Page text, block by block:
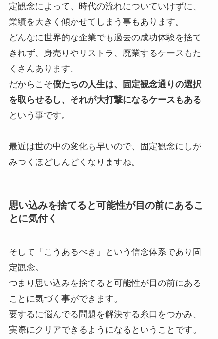
定観念によって、時代の流れについていけずに、
業績を大きく傾かせてしまう事もあります。
どんなに世界的な企業でも過去の成功体験を捨て
きれず、身売りやリストラ、廃業するケースもた
くさんあります。
だからこそ僕たちの人生は、固定観念通りの選択
を取らせるし、それが大打撃になるケースもある
という事です。
最近は世の中の変化も早いので、固定観念にしが
みつくほどしんどくなりますね。
思い込みを捨てると可能性が目の前にあるこ
とに気付く
そして「こうあるべき」という信念体系であり固
定観念。
つまり思い込みを捨てると可能性が目の前にある
ことに気づく事ができます。
要するに悩んでる問題を解決する糸口をつかみ、
実際にクリアできるようになるということです。